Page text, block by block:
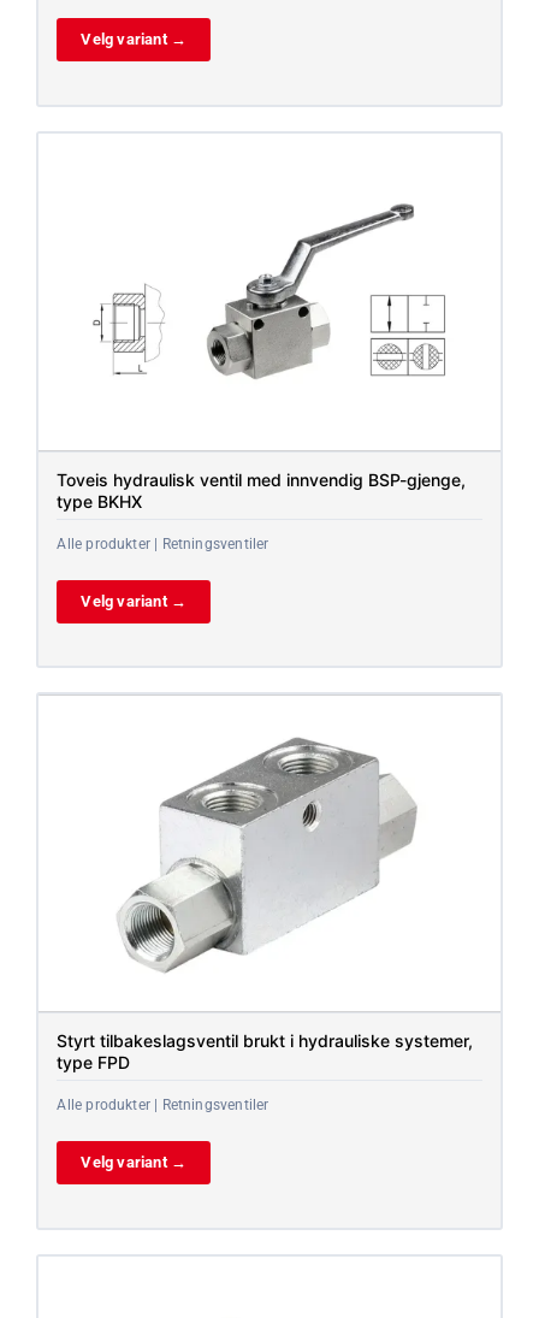
Velg variant →
Toveis hydraulisk ventil med innvendig BSP-gjenge,
type BKHX
Alle produkter | Retningsventiler
Velg variant →
Styrt tilbakeslagsventil brukt i hydrauliske systemer,
type FPD
Alle produkter | Retningsventiler
Velg variant →